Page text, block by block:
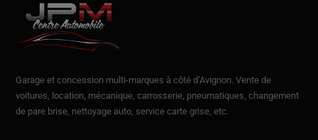
Garage et concession multi-marques à côté d’Avignon. Vente de
voitures , location, mécanique, carrosserie, pneumatiques, changement
de pare brise, nettoyage auto, service carte grise, etc.